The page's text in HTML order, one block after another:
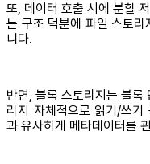
또, 데이터 호출 시에 분할
는 구조 덕분에 파일 스토
니다.
반면, 블록 스토리지는 블록
리지 자체적으로 읽기/쓰
과 유사하게 메타데이터를